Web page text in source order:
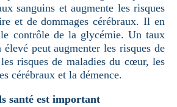
sanguins et augmente les risques
et de dommages cérébraux. Il en
contrôle de la glycémie. Un taux
élevé peut augmenter les risques de
risques de maladies du cœur, les
cérébraux et la démence.
santé est important